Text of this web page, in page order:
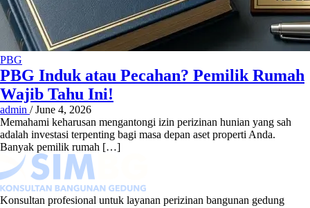
PBG
PBG Induk atau Pecahan? Pemilik Rumah
Wajib Tahu Ini!
admin /June 4, 2026
Memahami keharusan mengantongi izin perizinan hunian yang sah
adalah investasi terpenting bagi masa depan aset properti Anda.
Banyak pemilik rumah […]
Konsultan profesional untuk layanan perizinan bangunan gedung